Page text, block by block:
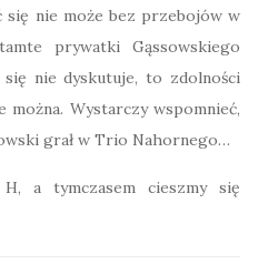
się nie może bez przebojów w
prywatki Gąssowskiego
nie dyskutuje, to zdolności
można. Wystarczy wspomnieć,
grał w Trio Nahornego…
a tymczasem cieszmy się